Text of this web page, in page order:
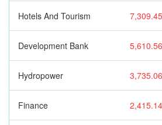
Hotels And Tourism 7,309.45
Development Bank 5,610.56
Hydropower 3,735.06
Finance 2,415.14